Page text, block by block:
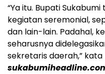
“Ya itu. Bupati
kegiatan seremonial,
dan lain-lain. Padahal,
seharusnya
sekretaris daerah,”